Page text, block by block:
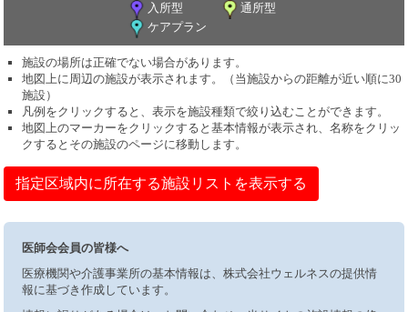
入所型
通所型
ケアプラン
施設の場所は正確でない場合があります。
地図上に周辺の施設が表示されます。（当施設からの距離が近い順に30
施設）
凡例をクリックすると、表示を施設種類で絞り込むことができます。
地図上のマーカーをクリックすると基本情報が表示され、名称をクリッ
クするとその施設のページに移動します。
指定区域内に所在する施設リストを表示する
医師会会員の皆様へ
医療機関や介護事業所の基本情報は、株式会社ウェルネスの提供情
報に基づき作成しています。